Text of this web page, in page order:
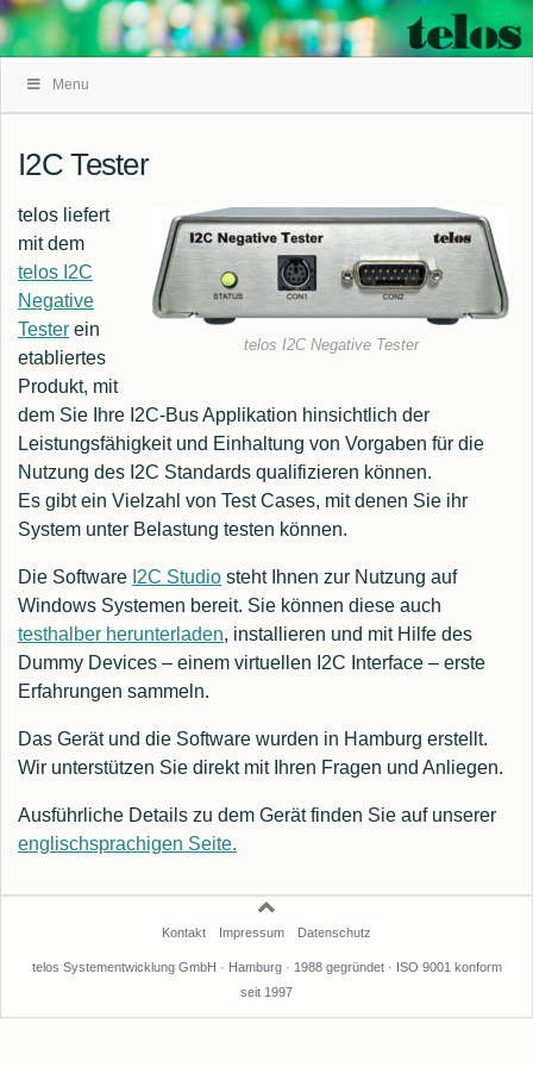
Navigation
Menu
I2C Tester
telos I2C Negative Tester
telos liefert
mit dem
telos I2C
Negative
Tester ein
etabliertes
Produkt, mit
dem Sie Ihre I2C-Bus Applikation hinsichtlich der
Leistungsfähigkeit und Einhaltung von Vorgaben für die
Nutzung des I2C Standards qualifizieren können.
Es gibt ein Vielzahl von Test Cases, mit denen Sie ihr
System unter Belastung testen können.
Die Software I2C Studio steht Ihnen zur Nutzung auf
Windows Systemen bereit. Sie können diese auch
testhalber herunterladen, installieren und mit Hilfe des
Dummy Devices – einem virtuellen I2C Interface – erste
Erfahrungen sammeln.
Das Gerät und die Software wurden in Hamburg erstellt.
Wir unterstützen Sie direkt mit Ihren Fragen und Anliegen.
Ausführliche Details zu dem Gerät finden Sie auf unserer
englischsprachigen Seite.
Kontakt Impressum Datenschutz
telos Systementwicklung GmbH · Hamburg · 1988 gegründet · ISO 9001 konform
seit 1997